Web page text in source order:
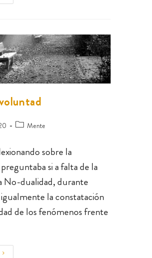
Mente
sobre la
si a falta de la
No-dualidad, durante
la constatación
de los fenómenos frente